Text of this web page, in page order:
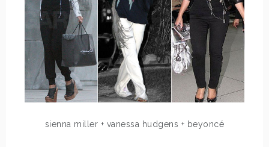
sienna miller + vanessa hudgens + beyoncé